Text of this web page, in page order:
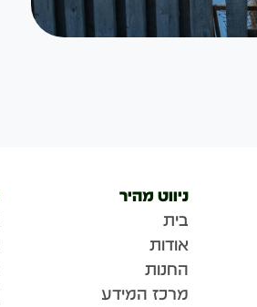
ניווט מהיר
בית
אודות
החנות
מרכז המידע